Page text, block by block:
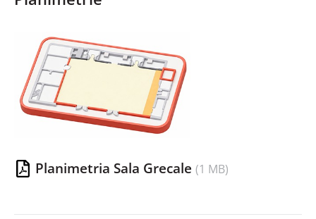
Planimetria Sala Grecale 1 MB